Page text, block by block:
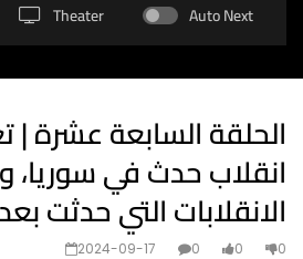
Auto Next
Theater
الحلقة السابعة عشرة
انقلاب حدث في
الانقلابات التي حدثت
2024-09-17 0 0 0